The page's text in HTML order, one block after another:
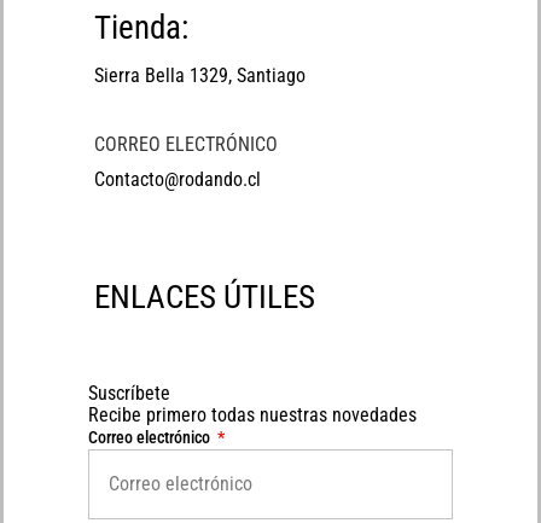
Tienda:
Sierra Bella 1329, Santiago
CORREO ELECTRÓNICO
Contacto@rodando.cl
ENLACES ÚTILES
Suscríbete
Recibe primero todas nuestras novedades
Correo electrónico